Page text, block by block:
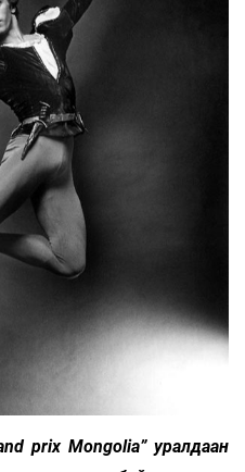
prix Mongolia” уралдаан